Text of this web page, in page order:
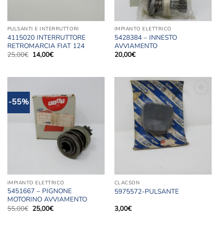
PULSANTI E INTERRUTTORI
4115020 INTERRUTTORE
RETROMARCIA FIAT 124
25,00€ Il
prezzo
25,00€.
14,00€Il
14,00€.
IMPIANTO ELETTRICO
5428384 – INNESTO
AVVIAMENTO
20,00€
-55%
IMPIANTO ELETTRICO
5451667 – PIGNONE
MOTORINO AVVIAMENTO
55,00€ Il
prezzo
25,00€Il
CLACSON
5975572-PULSANTE
3,00€